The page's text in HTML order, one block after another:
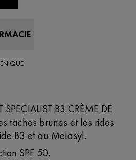
B3 CRÈME DE
taches brunes et les rides
B3 et au Melasyl.
SPF 50.